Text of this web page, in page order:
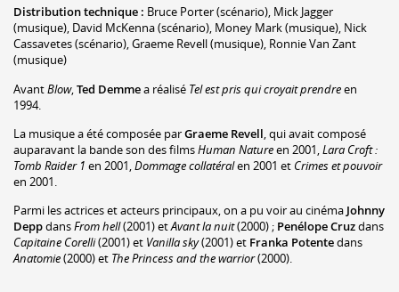
Distribution technique : Bruce Porter(scénario), Mick Jagger
(musique), David McKenna(scénario), Money Mark(musique), Nick
Cassavetes(scénario),Graeme Revell(musique), Ronnie Van Zant
(musique)
AvantBlow,Ted Demmea réalisé Tel est pris qui croyait prendreen
1994.
La musique a été composée parGraeme Revell, qui avait composé
auparavant la bande son des filmsHuman Natureen 2001,Lara Croft :
Tomb Raider 1 en 2001,Dommage collatéralen 2001 et Crimes et pouvoir
en 2001.
Parmi les actrices et acteurs principaux, on a pu voir au cinéma Johnny
DeppdansFrom hell(2001) etAvant la nuit(2000) ; Penélope Cruzdans
Capitaine Corelli(2001) et Vanilla sky(2001) et Franka Potentedans
Anatomie(2000) et The Princess and the warrior(2000).